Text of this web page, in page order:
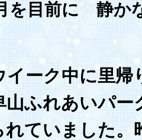
を目前に 静か
イーク中に里帰
山ふれあいパー
れていました。